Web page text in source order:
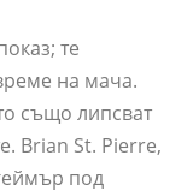
те
на мача.
също липсват
Brian St. Pierre,
под